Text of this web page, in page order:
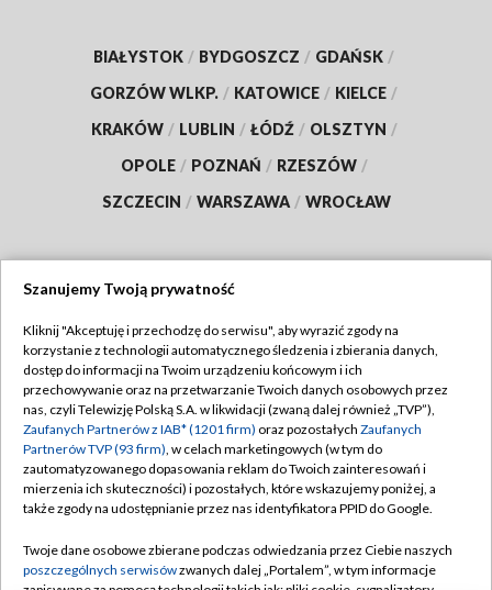
BIAŁYSTOK / BYDGOSZCZ / GDAŃSK /
GORZÓW WLKP. / KATOWICE / KIELCE /
KRAKÓW / LUBLIN / ŁÓDŹ / OLSZTYN /
OPOLE / POZNAŃ / RZESZÓW /
SZCZECIN / WARSZAWA / WROCŁAW
TVP
Abonament TVP
Emisja w TVP
Centrum informacji TVP
Naziemna Telewizja Cyfrowa
Rada Programowa
Regulamin TVP
Polityka prywatności
Moje zgody
Pomoc
Kontakt
Szanujemy Twoją prywatność
Kliknij "Akceptuję i przechodzę do serwisu", aby wyrazić zgody na
korzystanie z technologii automatycznego śledzenia i zbierania danych,
dostęp do informacji na Twoim urządzeniu końcowym i ich
przechowywanie oraz na przetwarzanie Twoich danych osobowych przez
nas, czyli Telewizję Polską S.A. w likwidacji (zwaną dalej również „TVP”),
Zaufanych Partnerów z IAB* (1201 firm) oraz pozostałych Zaufanych
Partnerów TVP (93 firm), w celach marketingowych (w tym do
zautomatyzowanego dopasowania reklam do Twoich zainteresowań i
mierzenia ich skuteczności) i pozostałych, które wskazujemy poniżej, a
także zgody na udostępnianie przez nas identyfikatora PPID do Google.
Twoje dane osobowe zbierane podczas odwiedzania przez Ciebie naszych
poszczególnych serwisówzwanych dalej „Portalem”, w tym informacje